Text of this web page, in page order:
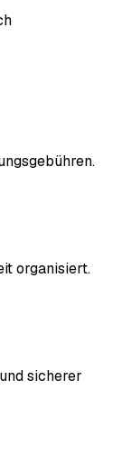
organisiert.
sicherer